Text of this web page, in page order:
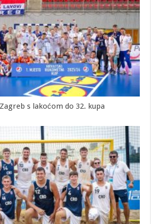
s lakoćom do 32. kupa